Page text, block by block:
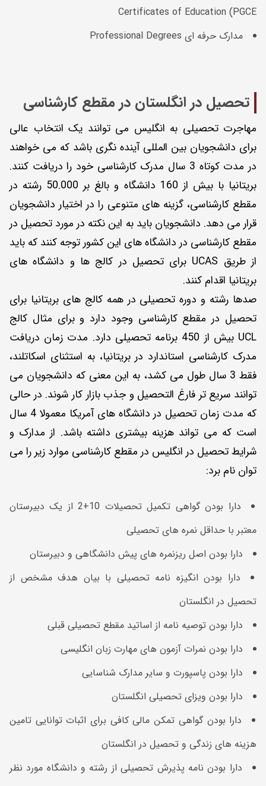
Certificates of Education (PGCE
مدارک حرفه ای Professional Degrees
تحصیل در انگلستان در مقطع کارشناسی
مهاجرت تحصیلی به انگلیس می توانند یک انتخاب عالی
برای دانشجویان بین المللی آینده نگری باشد که می خواهند
در مدت کوتاه 3 سال مدرک کارشناسی خود را دریافت کنند.
بریتانیا با بیش از 160 دانشگاه و بالغ بر 50.000 رشته در
مقطع کارشناسی، گزینه های متنوعی را در اختیار دانشجویان
قرار می دهد. دانشجویان باید به این نکته در مورد تحصیل در
مقطع کارشناسی در دانشگاه های این کشور توجه کنند که باید
از طریق UCAS برای تحصیل در کالج ها و دانشگاه های
بریتانیا اقدام کنند.
صدها رشته و دوره تحصیلی در همه کالج‌ های بریتانیا برای
تحصیل در مقطع کارشناسی وجود دارد و برای مثال کالج
UCL بیش از 450 برنامه تحصیلی دارد. مدت زمان دریافت
مدرک کارشناسی استاندارد در بریتانیا، به استثنای اسکاتلند،
فقط 3 سال طول می ‌کشد، به این معنی که دانشجویان می
‌توانند سریع‌ تر فارغ ‌التحصیل و جذب بازار کار شوند. در حالی
که مدت زمان تحصیل در دانشگاه های آمریکا معمولا 4 سال
است که می تواند هزینه بیشتری داشته باشد. از مدارک و
شرایط تحصیل در انگلیس در مقطع کارشناسی موارد زیر را می
توان نام برد:
دارا بودن گواهی تکمیل تحصیلات 10+2 از یک دبیرستان
معتبر با حداقل نمره های تحصیلی
دارا بودن اصل ریزنمره های پیش دانشگاهی و دبیرستان
دارا بودن انگیزه نامه تحصیلی با بیان هدف مشخص از
تحصیل در انگلستان
دارا بودن توصیه نامه از اساتید مقطع تحصیلی قبلی
دارا بودن نمرات آزمون های مهارت زبان انگلیسی
دارا بودن پاسپورت و سایر مدارک شناسایی
دارا بودن ویزای تحصیلی انگلستان
دارا بودن گواهی تمکن مالی کافی برای اثبات توانایی تامین
هزینه های زندگی و تحصیل در انگلستان
دارا بودن نامه پذیرش تحصیلی از رشته و دانشگاه مورد نظر